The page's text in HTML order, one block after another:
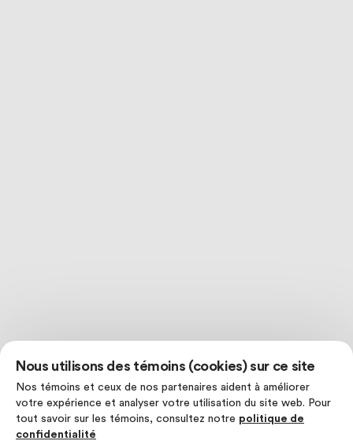
Nous utilisons des témoins (cookies) sur ce site
Nos témoins et ceux de nos partenaires aident à améliorer
votre expérience et analyser votre utilisation du site web. Pour
tout savoir sur les témoins, consultez notre politique de
confidentialité